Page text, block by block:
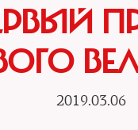
2019.03.06